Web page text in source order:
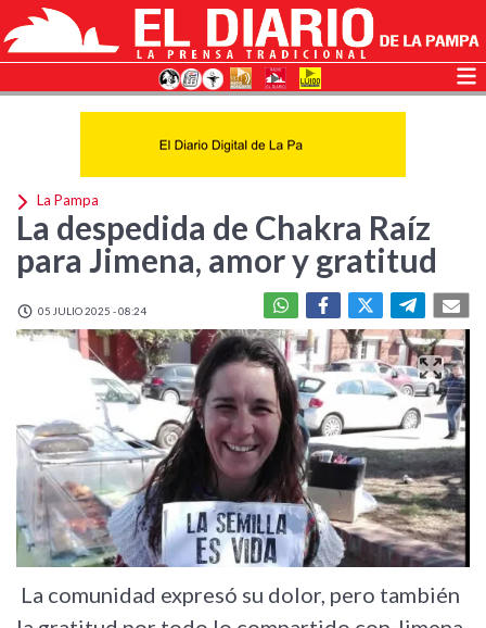
La Pampa
La despedida de Chakra Raíz
para Jimena, amor y gratitud
05 JULIO 2025 - 08:24
La comunidad expresó su dolor, pero también